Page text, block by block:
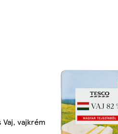
Vaj, vajkrém